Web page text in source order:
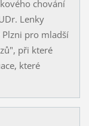
chování
Lenky
Plzni pro mladší
při které
které